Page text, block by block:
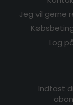
Jeg vil gerne
Log
Indtast